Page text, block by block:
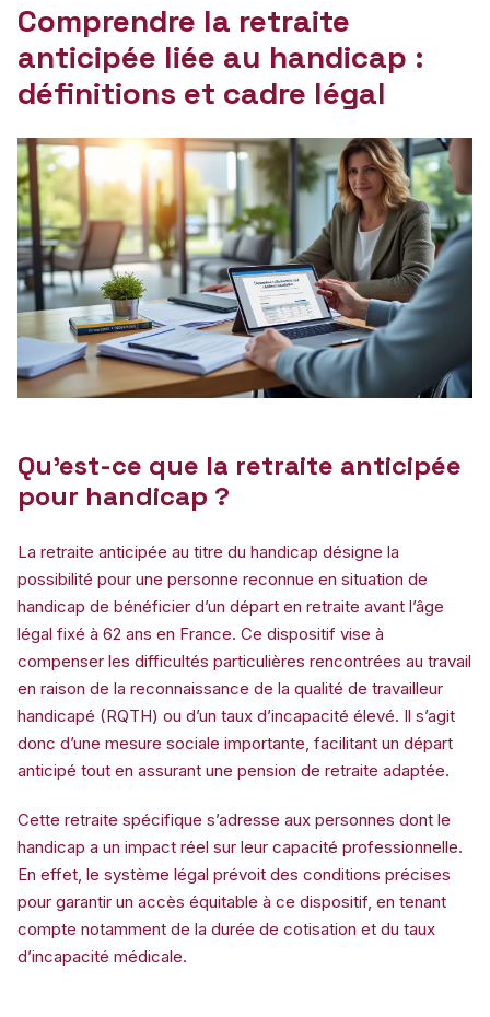
Comprendre la retraite
anticipée liée au handicap :
définitions et cadre légal
Qu’est-ce que la retraite anticipée
pour handicap ?
La retraite anticipée au titre du handicap désigne la
possibilité pour une personne reconnue en situation de
handicap de bénéficier d’un départ en retraite avant l’âge
légal fixé à 62 ans en France. Ce dispositif vise à
compenser les difficultés particulières rencontrées au travail
en raison de la reconnaissance de la qualité de travailleur
handicapé (RQTH) ou d’un taux d’incapacité élevé. Il s’agit
donc d’une mesure sociale importante, facilitant un départ
anticipé tout en assurant une pension de retraite adaptée.
Cette retraite spécifique s’adresse aux personnes dont le
handicap a un impact réel sur leur capacité professionnelle.
En effet, le système légal prévoit des conditions précises
pour garantir un accès équitable à ce dispositif, en tenant
compte notamment de la durée de cotisation et du taux
d’incapacité médicale.